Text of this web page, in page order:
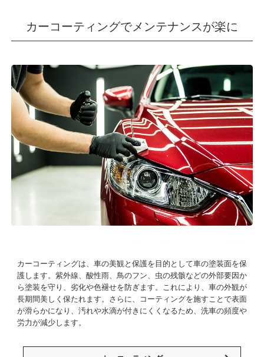
カーコーティングでメンテナンスが楽に
カーコーティングは、車の美観と保護を目的として車の塗装面を保
護します。紫外線、酸性雨、鳥のフン、虫の残骸などの外部要因か
ら塗装を守り、劣化や色褪せを防ぎます。これにより、車の外観が
長期間美しく保たれます。さらに、コーティングを施すことで表面
が滑らかになり、汚れや水滴が付きにくくなるため、洗車の頻度や
労力が減少します。